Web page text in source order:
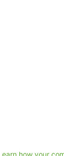
how your